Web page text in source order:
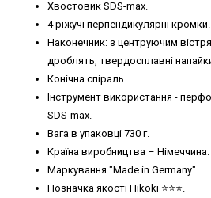
Хвостовик SDS-max.
4 ріжучі перпендикулярні кромки.
Наконечник: з центруючим
дроблять, твердосплавні
Конічна спіраль.
Інструмент використання -
SDS-max.
Вага в упаковці 730 г.
Країна виробництва – Німеччина.
Маркування "Made in Germany".
Позначка якості Hikoki ⭐️⭐️⭐️.